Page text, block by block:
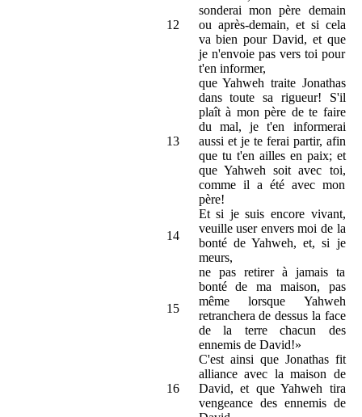
12
sonderai mon père demain
ou après-demain, et si cela
va bien pour David, et que
je n'envoie pas vers toi pour
t'en informer,
13
que Yahweh traite Jonathas
dans toute sa rigueur! S'il
plaît à mon père de te faire
du mal, je t'en informerai
aussi et je te ferai partir, afin
que tu t'en ailles en paix; et
que Yahweh soit avec toi,
comme il a été avec mon
père!
14
Et si je suis encore vivant,
veuille user envers moi de la
bonté de Yahweh, et, si je
meurs,
15
ne pas retirer à jamais ta
bonté de ma maison, pas
même lorsque Yahweh
retranchera de dessus la face
de la terre chacun des
ennemis de David!»
16
C'est ainsi que Jonathas fit
alliance avec la maison de
David, et que Yahweh tira
vengeance des ennemis de